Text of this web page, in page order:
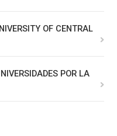
OF CENTRAL
POR LA